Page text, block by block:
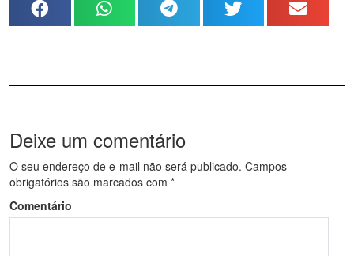
Deixe um comentário
O seu endereço de e-mail não será publicado. Campos
obrigatórios são marcados com *
Comentário